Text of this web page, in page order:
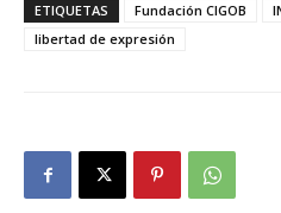
ETIQUETAS Fundación CIGOB
libertad de expresión